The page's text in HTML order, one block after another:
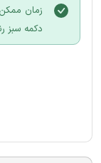
زمان
دکمه سبز